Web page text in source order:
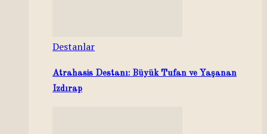
Destanlar
Atrahasis Destanı: Büyük Tufan ve Yaşanan
Izdırap